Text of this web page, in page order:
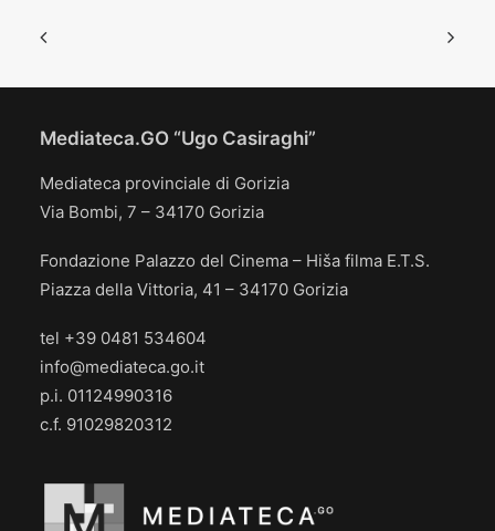
Mediateca.GO “Ugo Casiraghi”
Mediateca provinciale di Gorizia
Via Bombi, 7 – 34170 Gorizia
Fondazione Palazzo del Cinema – Hiša filma E.T.S.
Piazza della Vittoria, 41 – 34170 Gorizia
tel +39 0481 534604
info@mediateca.go.it
p.i. 01124990316
c.f. 91029820312